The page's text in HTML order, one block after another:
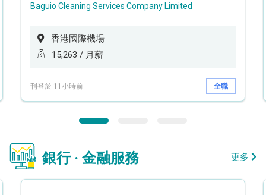
Baguio Cleaning Services Company Limited
香港國際機場
15,263 / 月薪
刊登於 11小時前 全職
銀行 · 金融服務 更多